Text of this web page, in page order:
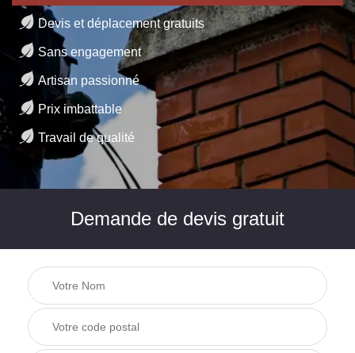
Devis et déplacement gratuits
Sans engagement
Artisan passionné
Prix imbattable
Travail de qualité
Demande de devis gratuit